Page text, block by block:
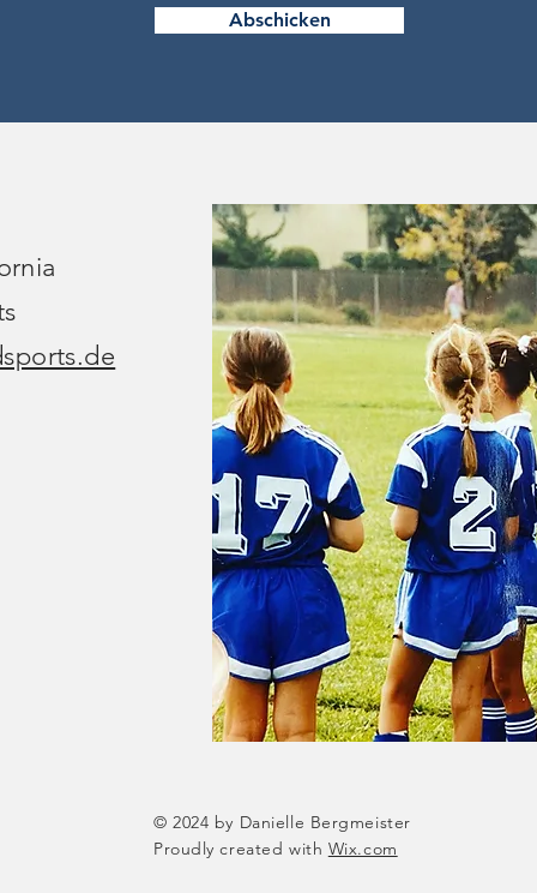
Abschicken
© 2024 by Danielle Bergmeister
Proudly created with Wix.com